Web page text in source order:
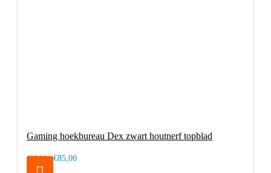
Gaming hoekbureau Dex zwart houtnerf topblad
€99,00 €85,00